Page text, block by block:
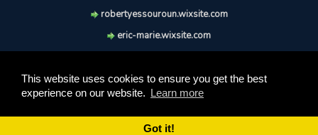
This website uses cookies to ensure you get the best
experience on our website. Learn more
Got it!
robertyessouroun.wixsite.com
eric-marie.wixsite.com
soufflereve.blogspot.com
Ce site est réalisé et maintenu avec coeur et passion.